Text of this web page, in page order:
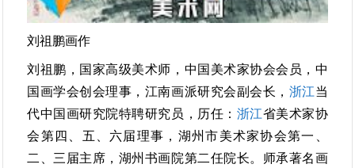
刘祖鹏画作
刘祖鹏，国家高级美术师，中国美术家协会会员，中
国画学会创会理事，江南画派研究会副会长， 浙江当
代中国画研究院特聘研究员，历任： 浙江省美术家协
会第四、五、六届理事，湖州市美术家协会第一、
二、三届主席，湖州书画院第二任院长。师承著名画